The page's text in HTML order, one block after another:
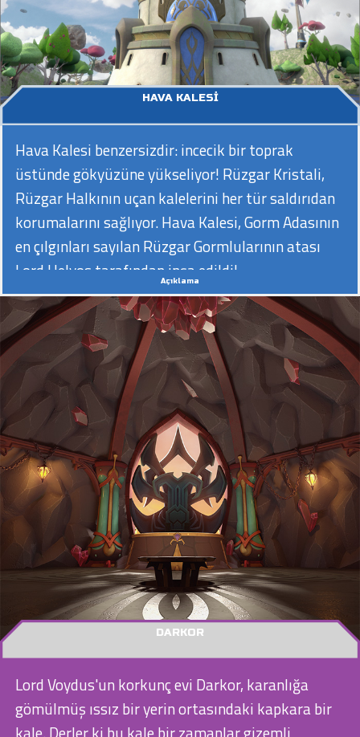
HAVA KALESI
Hava Kalesi benzersizdir: incecik bir toprak
üstünde gökyüzüne yükseliyor! Rüzgar Kristali,
Rüzgar Halkının uçan kalelerini her tür saldırıdan
korumalarını sağlıyor. Hava Kalesi, Gorm Adasının
en çılgınları sayılan Rüzgar Gormlularının atası
Lord Helyos tarafından inşa edildi!
Açıklama
DARKOR
Lord Voydus'un korkunç evi Darkor, karanlığa
gömülmüş ıssız bir yerin ortasındaki kapkara bir